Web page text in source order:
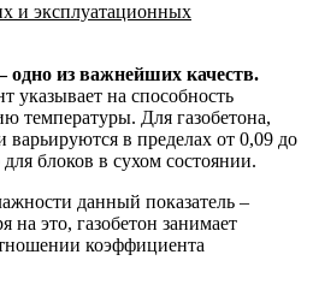
и эксплуатационных
одно из важнейших качеств.
указывает на способность
температуры. Для газобетона,
варьируются в пределах от 0,09 до
блоков в сухом состоянии.
данный показатель –
на это, газобетон занимает
коэффициента